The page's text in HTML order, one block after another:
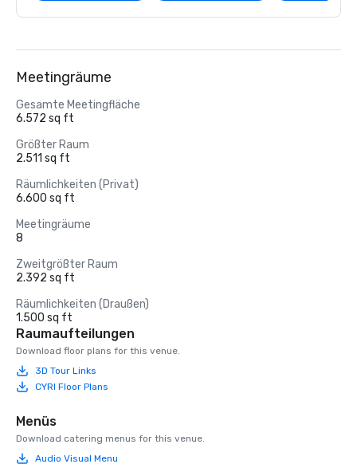
Meetingräume
Gesamte Meetingfläche
6.572 sq ft
Größter Raum
2.511 sq ft
Räumlichkeiten (Privat)
6.600 sq ft
Meetingräume
8
Zweitgrößter Raum
2.392 sq ft
Räumlichkeiten (Draußen)
1.500 sq ft
Raumaufteilungen
Download floor plans for this venue.
3D Tour Links
CYRI Floor Plans
Menüs
Download catering menus for this venue.
Audio Visual Menu